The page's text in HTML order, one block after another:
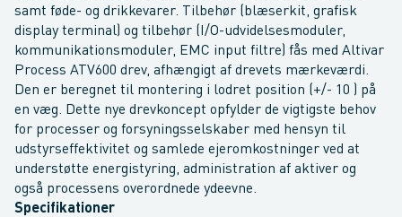
samt føde- og drikkevarer. Tilbehør (blæserkit, grafisk
display terminal) og tilbehør (I/O-udvidelsesmoduler,
kommunikationsmoduler, EMC input filtre) fås med Altivar
Process ATV600 drev, afhængigt af drevets mærkeværdi.
Den er beregnet til montering i lodret position (+/- 10 ) på
en væg. Dette nye drevkoncept opfylder de vigtigste behov
for processer og forsyningsselskaber med hensyn til
udstyrseffektivitet og samlede ejeromkostninger ved at
understøtte energistyring, administration af aktiver og
også processens overordnede ydeevne.
Specifikationer